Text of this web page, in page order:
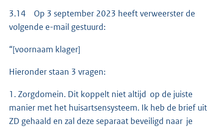
3.14 Op 3 september 2023 heeft verweerster de
volgende e-mail gestuurd:
“[voornaam klager]
Hieronder staan 3 vragen:
1. Zorgdomein. Dit koppelt niet altijd op de juiste
manier met het huisartsensysteem. Ik heb de brief uit
ZD gehaald en zal deze separaat beveiligd naar je